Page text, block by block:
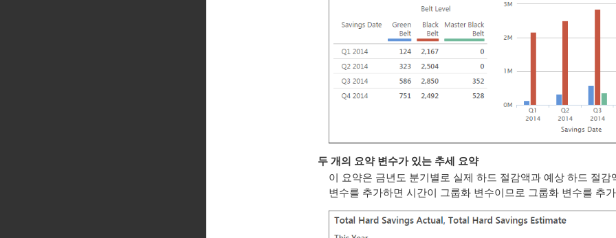
두 개의 요약 변수가 있는 추세 요약
이 요약은 금년도 분기별로 실제 하드 절감액과 예상 하드 절
변수를 추가하면 시간이 그룹화 변수이므로 그룹화 변수를 추